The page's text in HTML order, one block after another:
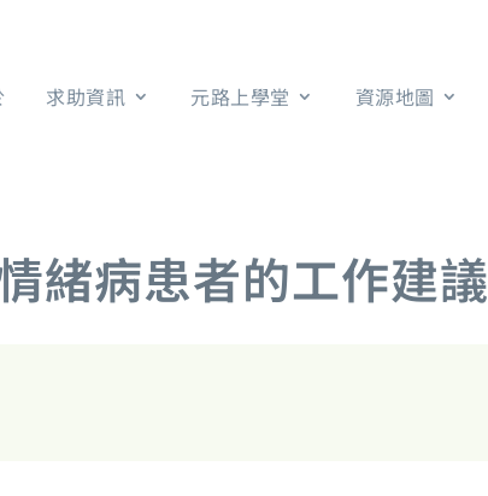
求助資訊 元路上學堂 資源地圖
緒病患者的工作建議